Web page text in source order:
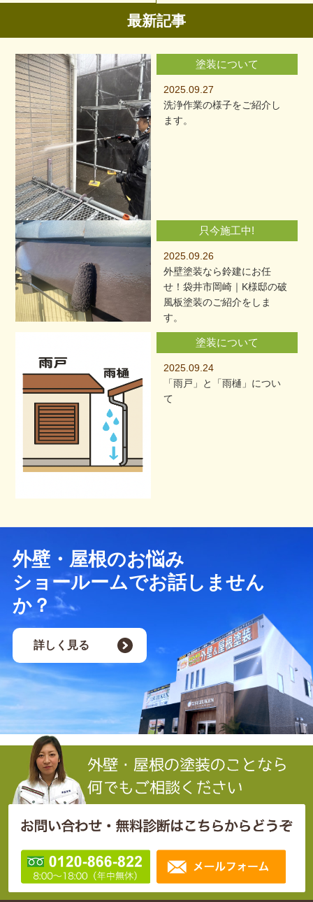
最新記事
塗装について
2025.09.27
洗浄作業の様子をご紹介し
ます。
只今施工中!
2025.09.26
外壁塗装なら鈴建にお任
せ！袋井市岡崎｜K様邸の破
風板塗装のご紹介をしま
す。
塗装について
2025.09.24
「雨戸」と「雨樋」につい
て
外壁・屋根のお悩み
ショールームでお話しません
か？
詳しく見る